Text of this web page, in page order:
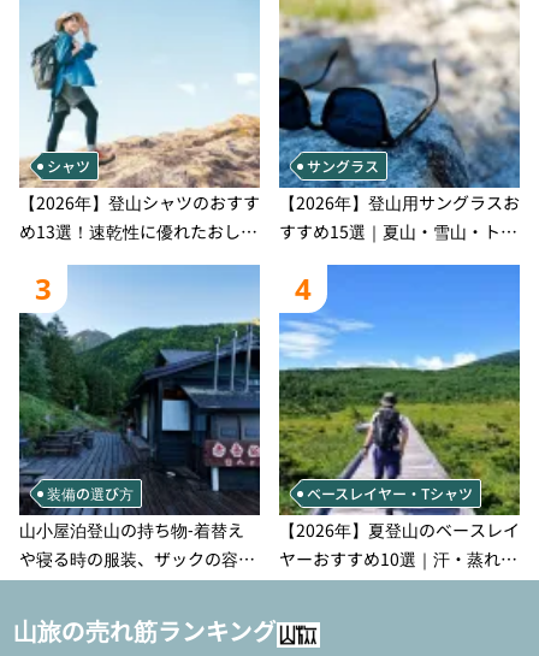
シャツ
【2026年】登山シャツのおすす
め13選！速乾性に優れたおしゃ
れなモデルを徹底紹介！
サングラス
【2026年】登山用サングラスお
すすめ15選｜夏山・雪山・トレ
ラン別、シーンで選ぶ失敗しな
い一本
3
装備の選び方
山小屋泊登山の持ち物‐着替え
や寝る時の服装、ザックの容量
などを徹底紹介！1泊2日、2泊3
日用のリスト付き
4
ベースレイヤー・Tシャツ
【2026年】夏登山のベースレイ
ヤーおすすめ10選｜汗・蒸れ・
汗冷え対策に効く選び方
山旅の売れ筋ランキング